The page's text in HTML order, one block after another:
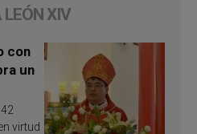
LEÓN XIV
con
un
virtud